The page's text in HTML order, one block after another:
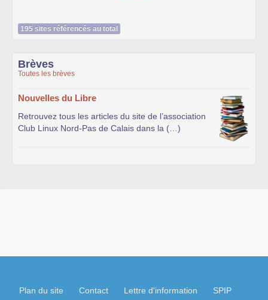
195 sites référencés au total
Brèves
Toutes les brèves
Nouvelles du Libre
Retrouvez tous les articles du site de l’association
Club Linux Nord-Pas de Calais dans la (…)
Plan du site Contact Lettre d'information SPIP